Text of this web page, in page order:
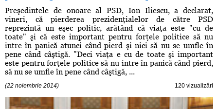
Preşedintele de onoare al PSD, Ion Iliescu, a declarat,
vineri, că pierderea prezidenţialelor de către PSD
reprezintă un eşec politic, arătând că viaţa este "cu de
toate" şi că este important pentru forţele politice să nu
intre în panică atunci când pierd şi nici să nu se umfle în
pene când câştigă. "Deci viaţa e cu de toate şi important
este pentru forţele politice să nu intre în panică când pierd,
să nu se umfle în pene când câştigă, ...
(22 noiembrie 2014) 120 vizualizări